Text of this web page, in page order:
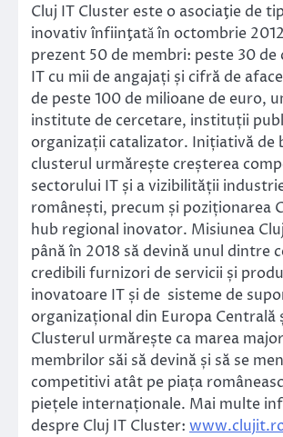
Cluj IT Cluster este o asociaţie de
inovativ înfiinţatǎ în octombrie
prezent 50 de membri: peste 30 de
IT cu mii de angajați și cifră de
de peste 100 de milioane de euro,
institute de cercetare, instituții
organizații catalizator. Inițiativă de
clusterul urmărește creșterea
sectorului IT și a vizibilității
românești, precum și poziționarea
hub regional inovator. Misiunea
până în 2018 să devină unul dintre
credibili furnizori de servicii și
inovatoare IT și de sisteme de
organizațional din Europa Centrală
Clusterul urmărește ca marea
membrilor săi să devină și să se
competitivi atât pe piața
piețele internaționale. Mai multe
despre Cluj IT Cluster: